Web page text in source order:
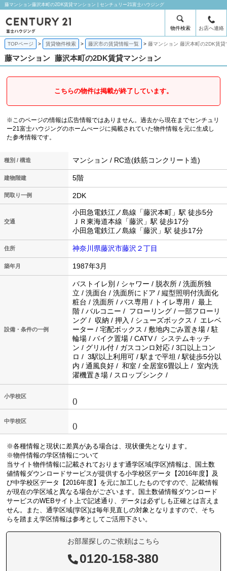
藤マンション藤沢本町の2DK賃貸マンション | センチュリー21富士ハウジング
物件検索 お店へ連絡
TOPページ 賃貸物件検索 藤沢市の賃貸情報一覧 藤マンション 藤沢本町の2DK賃貸
藤マンション 藤沢本町の2DK賃貸マンション
こちらの物件は掲載が終了しています。
※このページの情報は広告情報ではありません。過去から現在までセンチュリ
ー21富士ハウジングのホームぺージに掲載されていた物件情報を元に生成し
た参考情報です。
種別 / 構造 マンション / RC造(鉄筋コンクリート造)
建物階建 5階
間取り一例 2DK
交通
小田急電鉄江ノ島線「藤沢本町」駅 徒歩5分
ＪＲ東海道本線「藤沢」駅 徒歩17分
小田急電鉄江ノ島線「藤沢」駅 徒歩17分
住所 神奈川県藤沢市藤沢２丁目
築年月 1987年3月
設備・条件の一例
バストイレ別 / シャワー / 脱衣所 / 洗面所独
立 / 洗面台 / 洗面所にドア / 縦型照明付洗面化
粧台 / 洗面所 / バス専用 / トイレ専用 / 最上
階 / バルコニー / フローリング / 一部フローリ
ング / 収納 / 押入 / シューズボックス / エレベ
ーター / 宅配ボックス / 敷地内ごみ置き場 / 駐
輪場 / バイク置場 / CATV / システムキッチ
ン / グリル付 / ガスコンロ対応 / 3口以上コン
ロ / 3駅以上利用可 / 駅まで平坦 / 駅徒歩5分以
内 / 通風良好 / 和室 / 全居室6畳以上 / 室内洗
濯機置き場 / スロップシンク /
小学校区
()
中学校区
()
※各種情報と現状に差異がある場合は、現状優先となります。
※物件情報の学区情報について
当サイト物件情報に記載されております通学区域(学区)情報は、国土数
値情報ダウンロードサービスが提供する小学校区データ【2016年度】及
び中学校区データ【2016年度】を元に加工したものですので、記載情報
が現在の学区域と異なる場合がございます。国土数値情報ダウンロード
サービスのWEBサイト上で記述通り、データは必ずしも正確とは言えま
せん。また、通学区域(学区)は毎年見直しの対象となりますので、そち
らを踏まえ学区情報は参考としてご活用下さい。
お部屋探しのご依頼はこちら
0120-158-380